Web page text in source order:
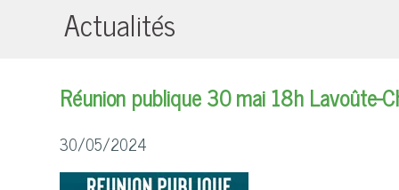
Actualités
Réunion publique 30 mai 18h Lavoûte-
30/05/2024